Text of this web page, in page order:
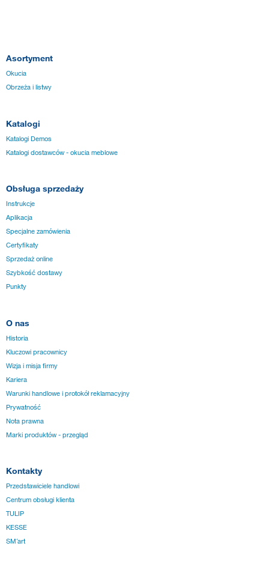
Asortyment
Okucia
Obrzeża i listwy
Katalogi
Katalogi Demos
Katalogi dostawców - okucia meblowe
Obsługa sprzedaży
Instrukcje
Aplikacja
Specjalne zamówienia
Certyfikaty
Sprzedaż online
Szybkość dostawy
Punkty
O nas
Historia
Kluczowi pracownicy
Wizja i misja firmy
Kariera
Warunki handlowe i protokół reklamacyjny
Prywatność
Nota prawna
Marki produktów - przegląd
Kontakty
Przedstawiciele handlowi
Centrum obsługi klienta
TULIP
KESSE
SM´art